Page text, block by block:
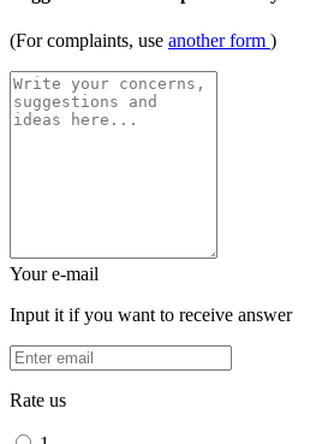
(For complaints, use another form )
Your e-mail
Input it if you want to receive answer
Rate us